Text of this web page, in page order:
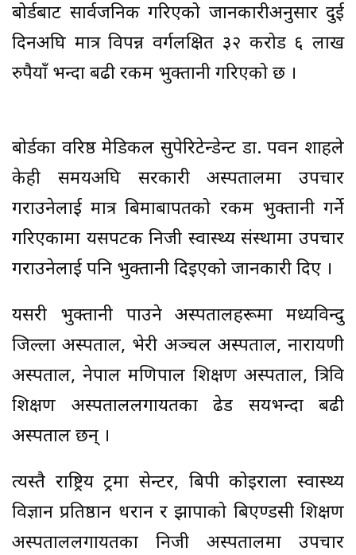
बोर्डबाट सार्वजनिक गरिएको जानकारीअनुसार दुई
दिनअघि मात्र विपन्न वर्गलक्षित ३२ करोड ६ लाख
रुपैयाँ भन्दा बढी रकम भुक्तानी गरिएको छ ।
बोर्डका वरिष्ठ मेडिकल सुपेरिटेन्डेन्ट डा. पवन शाहले
केही समयअघि सरकारी अस्पतालमा उपचार
गराउनेलाई मात्र बिमाबापतको रकम भुक्तानी गर्ने
गरिएकामा यसपटक निजी स्वास्थ्य संस्थामा उपचार
गराउनेलाई पनि भुक्तानी दिइएको जानकारी दिए ।
यसरी भुक्तानी पाउने अस्पतालहरूमा मध्यविन्दु
जिल्ला अस्पताल, भेरी अञ्चल अस्पताल, नारायणी
अस्पताल, नेपाल मणिपाल शिक्षण अस्पताल, त्रिवि
शिक्षण अस्पताललगायतका ढेड सयभन्दा बढी
अस्पताल छन् ।
त्यस्तै राष्ट्रिय ट्रमा सेन्टर, बिपी कोइराला स्वास्थ्य
विज्ञान प्रतिष्ठान धरान र झापाको बिएण्डसी शिक्षण
अस्पताललगायतका निजी अस्पतालमा उपचार